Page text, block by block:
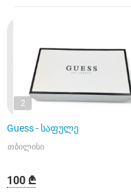
2
Guess - საფულე
თბილისი
100 ₾